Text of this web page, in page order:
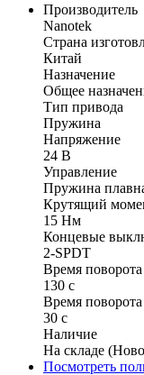
Производитель
Nanotek
Страна
Китай
Назначение
Общее
Тип привода
Пружина
Напряжение
24 В
Управление
Пружина
Крутящий
15 Нм
Концевые
2-SPDT
Время поворота
130 с
Время
30 с
Наличие
На складе
Посмотреть